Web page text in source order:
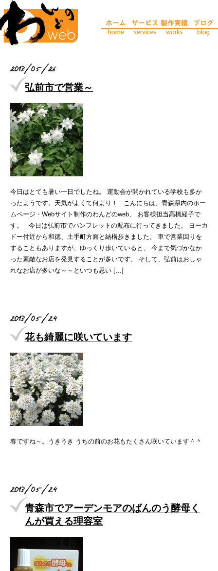
2013/05/26
弘前市で営業～
今日はとても暑い一日でしたね。 運動会が開かれている学校も多か
ったようです。天気がよくて何より！ こんにちは、青森県内のホー
ムページ・Webサイト制作のわんどのweb、 お客様担当高橋経子で
す。 今日は弘前市でパンフレットの配布に行ってきました。 ヨーカ
ドー付近から和徳、土手町方面と結構歩きました。 車で営業回りを
することもありますが、ゆっくり歩いていると、 今まで気づかなか
った素敵なお店を発見することが多いです。 そして、弘前はおしゃ
れなお店が多いな～～といつも思い […]
2013/05/24
花も綺麗に咲いています
春ですね～。うきうき うちの前のお花もたくさん咲いています＾＾
2013/05/24
青森市でアーデンモアのばんのう酵母く
んが買える理容室